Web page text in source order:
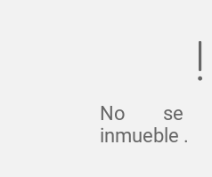
No se
inmueble .